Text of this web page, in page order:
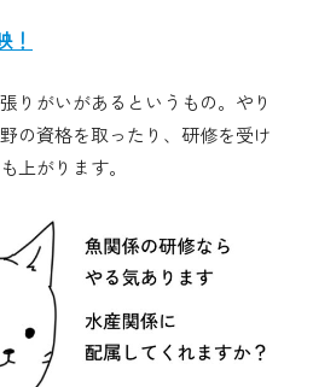
！
りがいがあるというもの。やり
の資格を取ったり、研修を受け
上がります。